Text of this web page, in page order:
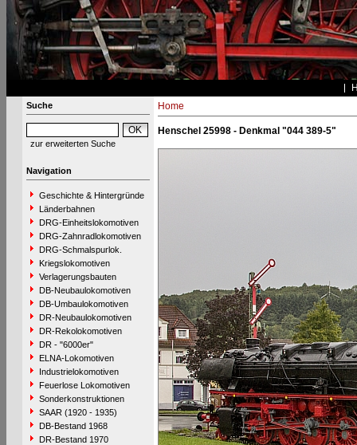
Suche
zur erweiterten Suche
Navigation
Geschichte & Hintergründe
Länderbahnen
DRG-Einheitslokomotiven
DRG-Zahnradlokomotiven
DRG-Schmalspurlok.
Kriegslokomotiven
Verlagerungsbauten
DB-Neubaulokomotiven
DB-Umbaulokomotiven
DR-Neubaulokomotiven
DR-Rekolokomotiven
DR - "6000er"
ELNA-Lokomotiven
Industrielokomotiven
Feuerlose Lokomotiven
Sonderkonstruktionen
SAAR (1920 - 1935)
DB-Bestand 1968
DR-Bestand 1970
Home
Henschel 25998 - Denkmal "044 389-5"